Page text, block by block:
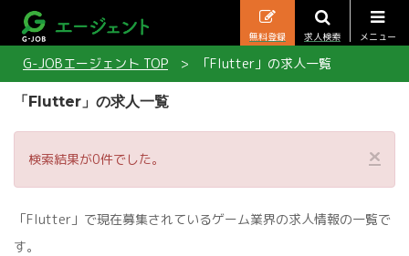
メニュー
求人検索
無料登録
G-JOBエージェント TOP 「Flutter」の求人一覧
「Flutter」の求人一覧
×
検索結果が0件でした。
「Flutter」で現在募集されているゲーム業界の求人情報の一覧で
す。